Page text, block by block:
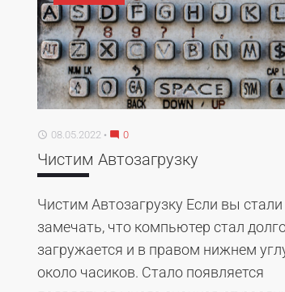
access_time 08.05.2022 mode_comment 0
Чистим Автозагрузку
Чистим Автозагрузку Если вы стали
замечать, что компьютер стал
загружается и в правом нижнем
около часиков. Стало появляется